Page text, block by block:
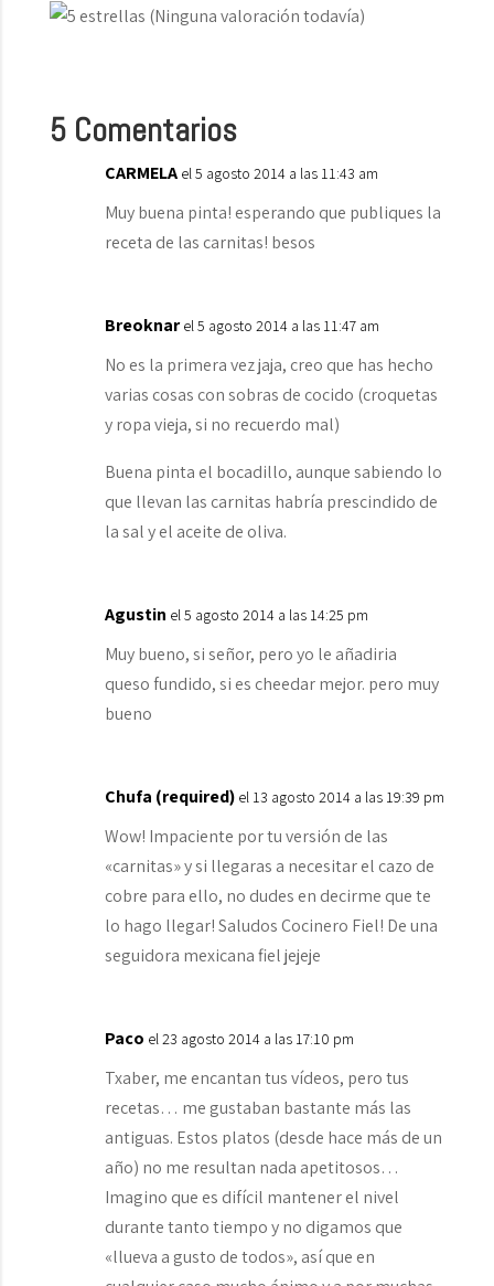
(Ninguna valoración todavía)
5 Comentarios
CARMELA el 5 agosto 2014 a las 11:43 am
Muy buena pinta! esperando que publiques la
receta de las carnitas! besos
Breoknar el 5 agosto 2014 a las 11:47 am
No es la primera vez jaja, creo que has hecho
varias cosas con sobras de cocido (croquetas
y ropa vieja, si no recuerdo mal)
Buena pinta el bocadillo, aunque sabiendo lo
que llevan las carnitas habría prescindido de
la sal y el aceite de oliva.
Agustin el 5 agosto 2014 a las 14:25 pm
Muy bueno, si señor, pero yo le añadiria
queso fundido, si es cheedar mejor. pero muy
bueno
Chufa (required) el 13 agosto 2014 a las 19:39 pm
Wow! Impaciente por tu versión de las
«carnitas» y si llegaras a necesitar el cazo de
cobre para ello, no dudes en decirme que te
lo hago llegar! Saludos Cocinero Fiel! De una
seguidora mexicana fiel jejeje
Paco el 23 agosto 2014 a las 17:10 pm
Txaber, me encantan tus vídeos, pero tus
recetas… me gustaban bastante más las
antiguas. Estos platos (desde hace más de un
año) no me resultan nada apetitosos…
Imagino que es difícil mantener el nivel
durante tanto tiempo y no digamos que
«llueva a gusto de todos», así que en